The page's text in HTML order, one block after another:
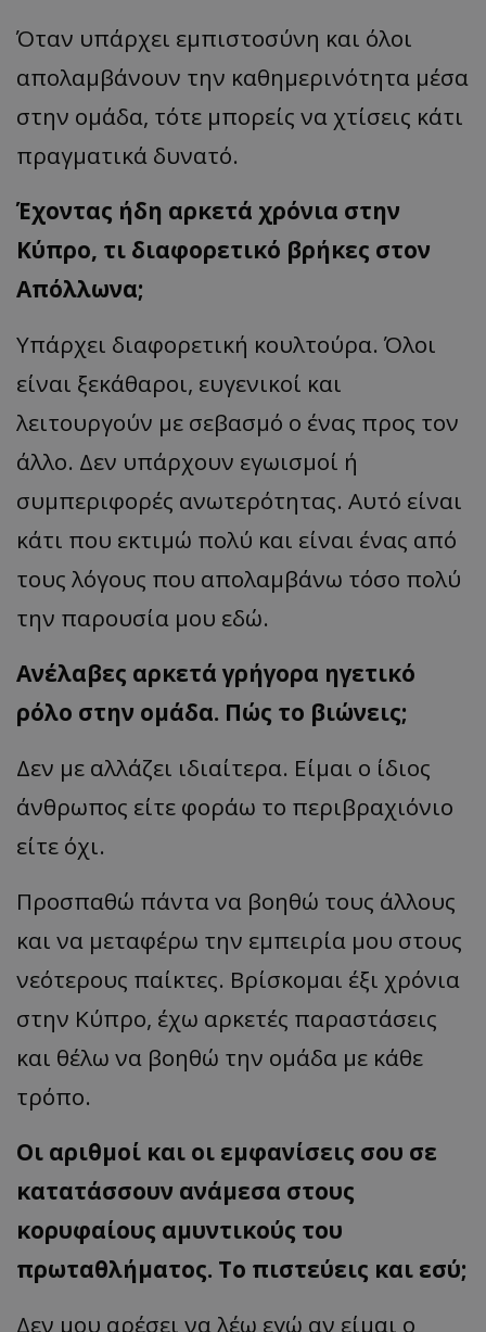
Όταν υπάρχει εμπιστοσύνη και όλοι
απολαμβάνουν την καθημερινότητα μέσα
στην ομάδα, τότε μπορείς να χτίσεις κάτι
πραγματικά δυνατό.
Έχοντας ήδη αρκετά χρόνια στην
Κύπρο, τι διαφορετικό βρήκες στον
Απόλλωνα;
Υπάρχει διαφορετική κουλτούρα. Όλοι
είναι ξεκάθαροι, ευγενικοί και
λειτουργούν με σεβασμό ο ένας προς τον
άλλο. Δεν υπάρχουν εγωισμοί ή
συμπεριφορές ανωτερότητας. Αυτό είναι
κάτι που εκτιμώ πολύ και είναι ένας από
τους λόγους που απολαμβάνω τόσο πολύ
την παρουσία μου εδώ.
Ανέλαβες αρκετά γρήγορα ηγετικό
ρόλο στην ομάδα. Πώς το βιώνεις;
Δεν με αλλάζει ιδιαίτερα. Είμαι ο ίδιος
άνθρωπος είτε φοράω το περιβραχιόνιο
είτε όχι.
Προσπαθώ πάντα να βοηθώ τους άλλους
και να μεταφέρω την εμπειρία μου στους
νεότερους παίκτες. Βρίσκομαι έξι χρόνια
στην Κύπρο, έχω αρκετές παραστάσεις
και θέλω να βοηθώ την ομάδα με κάθε
τρόπο.
Οι αριθμοί και οι εμφανίσεις σου σε
κατατάσσουν ανάμεσα στους
κορυφαίους αμυντικούς του
πρωταθλήματος. Το πιστεύεις και εσύ;
Δεν μου αρέσει να λέω εγώ αν είμαι ο